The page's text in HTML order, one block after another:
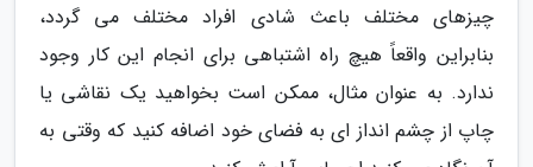
چیزهای مختلف باعث شادی افراد مختلف می گردد،
بنابراین واقعاً هیچ راه اشتباهی برای انجام این کار وجود
ندارد. به عنوان مثال، ممکن است بخواهید یک نقاشی یا
چاپ از چشم انداز ای به فضای خود اضافه کنید که وقتی به